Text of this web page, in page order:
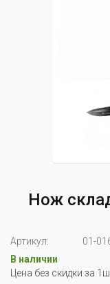
Нож
Артикул:
01-
В наличии
Цена без скидки за